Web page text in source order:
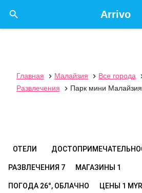
Arrivo

Главная  Малайзия  Все города
Развлечения
 Парк мини Малайзия
ОТЕЛИ
РАЗВЛЕЧЕНИЯ 7 МАГАЗИНЫ 1
ПОГОДА 26°, ОБЛАЧНО ЦЕНЫ 1